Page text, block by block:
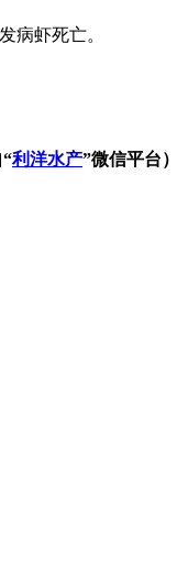
病虾死亡。
“利洋水产”微信平台）